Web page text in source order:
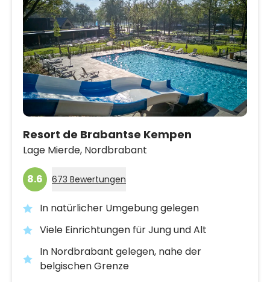
Resort de Brabantse Kempen
Lage Mierde, Nordbrabant
8.6 673 Bewertungen
In natürlicher Umgebung gelegen
Viele Einrichtungen für Jung und Alt
In Nordbrabant gelegen, nahe der
belgischen Grenze